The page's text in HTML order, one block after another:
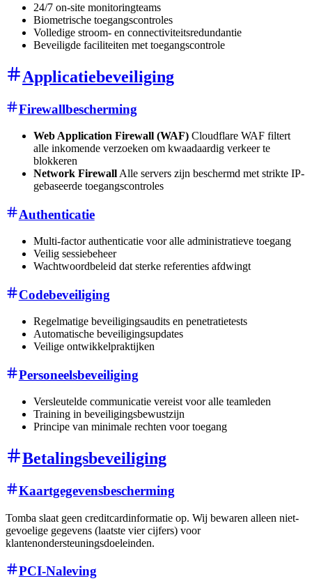
24/7 on-site monitoringteams
Biometrische toegangscontroles
Volledige stroom- en connectiviteitsredundantie
Beveiligde faciliteiten met toegangscontrole
Applicatiebeveiliging
Firewallbescherming
Web Application Firewall (WAF) Cloudflare WAF filtert
alle inkomende verzoeken om kwaadaardig verkeer te
blokkeren
Network Firewall Alle servers zijn beschermd met strikte IP-
gebaseerde toegangscontroles
Authenticatie
Multi-factor authenticatie voor alle administratieve toegang
Veilig sessiebeheer
Wachtwoordbeleid dat sterke referenties afdwingt
Codebeveiliging
Regelmatige beveiligingsaudits en penetratietests
Automatische beveiligingsupdates
Veilige ontwikkelpraktijken
Personeelsbeveiliging
Versleutelde communicatie vereist voor alle teamleden
Training in beveiligingsbewustzijn
Principe van minimale rechten voor toegang
Betalingsbeveiliging
Kaartgegevensbescherming
Tomba slaat geen creditcardinformatie op. Wij bewaren alleen niet-
gevoelige gegevens (laatste vier cijfers) voor
klantenondersteuningsdoeleinden.
PCI-Naleving